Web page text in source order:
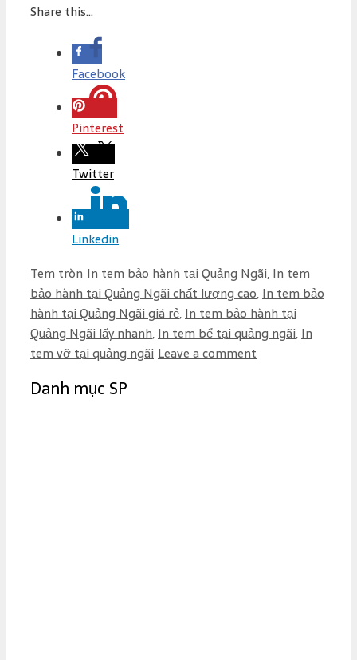
Share this...
Facebook
Pinterest
Twitter
Linkedin
C
a
t
e
g
r
Tem tròn T
a
g
s
In tem bảo hành tại Quảng Ngãi,In tem
bảo hành tại Quảng Ngãi chất lượng cao,In tem bảo
hành tại Quảng Ngãi giá rẻ,In tem bảo hành tại
Quảng Ngãi lấy nhanh,In tem bể tại quảng ngãi,In
tem vỡ tại quảng ngãi Leave a comment
Danh mục SP